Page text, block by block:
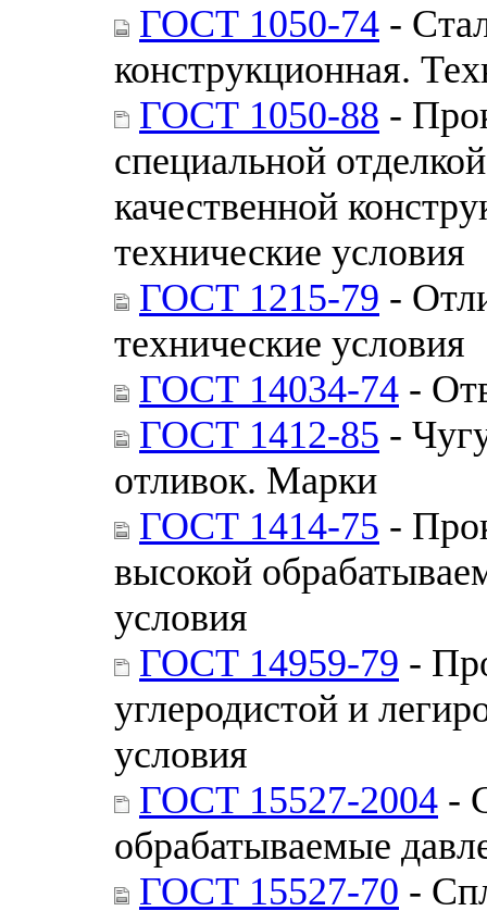
ГОСТ 1050-74 -
конструкционная.
ГОСТ 1050-88 -
специальной
качественной
технические условия
ГОСТ 1215-79 -
технические условия
ГОСТ 14034-74 -
ГОСТ 1412-85 -
отливок. Марки
ГОСТ 1414-75 -
высокой
условия
ГОСТ 14959-79 -
углеродистой и
условия
ГОСТ 15527-2004 -
обрабатываемые
ГОСТ 15527-70 -